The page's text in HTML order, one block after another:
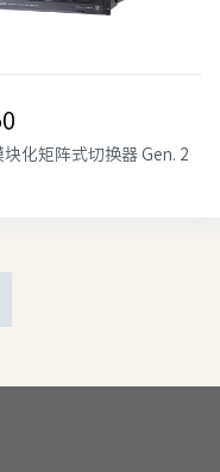
块化矩阵式切换器 Gen. 2